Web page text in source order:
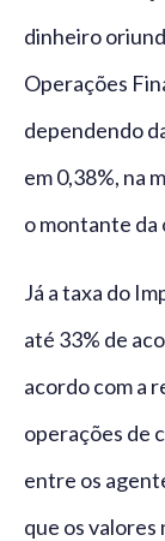
dinheiro
Operações
dependendo
em 0,38%, na
o montante da
Já a taxa do
até 33% de
acordo com a
operações de
entre os
que os valores